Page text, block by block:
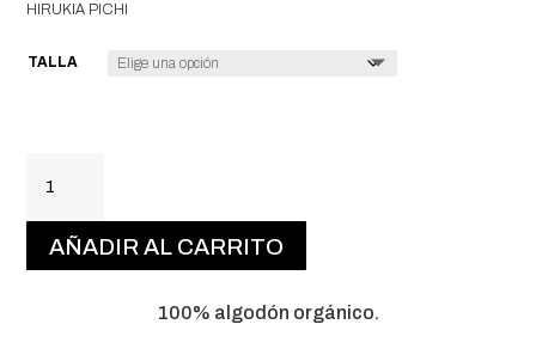
HIRUKIA PICHI
TALLA
PICHI
CANTIDAD
AÑADIR AL CARRITO
100% algodón orgánico.